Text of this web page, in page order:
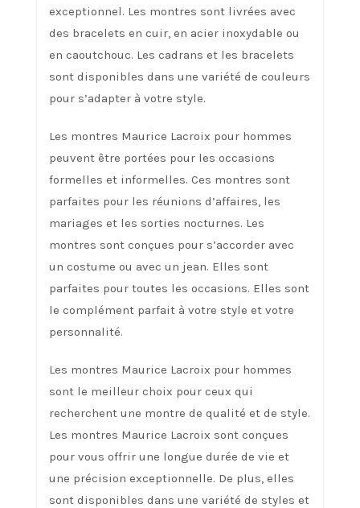
exceptionnel. Les montres sont livrées avec
des bracelets en cuir, en acier inoxydable ou
en caoutchouc. Les cadrans et les bracelets
sont disponibles dans une variété de couleurs
pour s’adapter à votre style.
Les montres Maurice Lacroix pour hommes
peuvent être portées pour les occasions
formelles et informelles. Ces montres sont
parfaites pour les réunions d’affaires, les
mariages et les sorties nocturnes. Les
montres sont conçues pour s’accorder avec
un costume ou avec un jean. Elles sont
parfaites pour toutes les occasions. Elles sont
le complément parfait à votre style et votre
personnalité.
Les montres Maurice Lacroix pour hommes
sont le meilleur choix pour ceux qui
recherchent une montre de qualité et de style.
Les montres Maurice Lacroix sont conçues
pour vous offrir une longue durée de vie et
une précision exceptionnelle. De plus, elles
sont disponibles dans une variété de styles et